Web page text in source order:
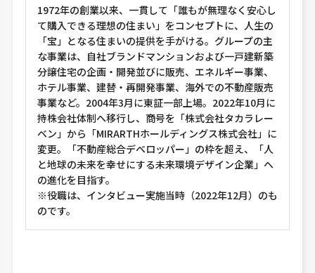
1972年の創業以来、一貫して「誰もが無理なく安心し
て購入できる理想の住まい」をコンセプトに、人生の
「宝」となる住まいの提供を手がける。グループの主
な事業は、自社ブランドマンションおよび一戸建新築
分譲住宅の企画・開発並びに販売、エネルギー事業、
ホテル事業、建替・再開発事業、海外での不動産販売
事業など。2004年3月に東証一部上場。2022年10月に
持株会社体制へ移行し、商号を「株式会社タカラレー
ベン」から「MIRARTHホールディングス株式会社」に
変更。「不動産総合デベロッパー」の枠を超え、「人
と地球の未来を幸せにする未来環境デザイン企業」へ
の進化を目指す。
※役職は、インタビュー実施当時（2022年12月）のも
のです。